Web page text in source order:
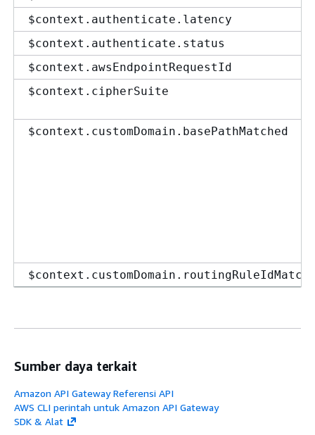
$context.authenticate.latency
$context.authenticate.status
$context.awsEndpointRequestId
$context.cipherSuite
$context.customDomain.basePathMatched
$context.domainName
$context.domainPrefix
Sumber daya terkait
Amazon API Gateway Referensi API
AWS CLI perintah untuk Amazon API Gateway
SDK & Alat